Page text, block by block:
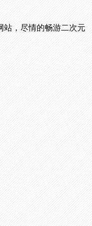
站，尽情的畅游二次元